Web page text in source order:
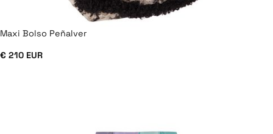
Maxi Bolso Peñalver
€ 210 EUR